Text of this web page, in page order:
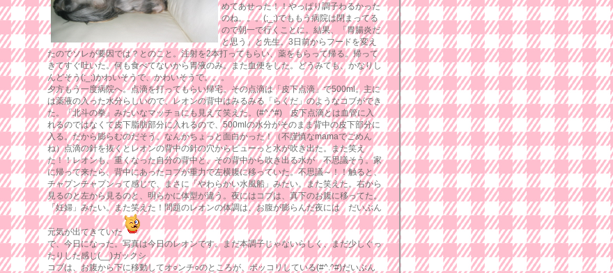
めてあせった！！やっぱり調子わるかった
のね。。。(;_;)でももう病院は閉まってる
ので朝一で行くことに。結果、「胃腸炎だ
と思う」と先生。3日前からフードを変え
たのでソレが要因では？とのこと。注射を2本打ってもらい、薬をもらって帰る。帰って
きてすぐ吐いた。何も食べてないから胃液のみ。また血便をした。どうみても、かなりし
んどそう(;_;)かわいそうで、かわいそうで。。。
夕方もう一度病院へ。点滴を打ってもらい帰宅。その点滴は「皮下点滴」で500ml。主に
は薬液の入った水分らしいので、レオンの背中はみるみる「らくだ」のようなコブができ
た。「北斗の拳」みたいなマッチョにも見えて笑えた。(#^.^#) 皮下点滴とは血管に入
れるのではなくて皮下脂肪部分に入れるので、500mlの水分がそのまま背中の皮下部分に
入る。だから膨らむのだそう。なんかちょっと面白かった！（不謹慎なmamaでごめん
ね）点滴の針を抜くとレオンの背中の針の穴からピューっと水が吹き出た。また笑え
た！！レオンも、重くなった自分の背中と、その背中から吹き出る水が 不思議そう。家
に帰って来たら、背中にあったコブが重力で左横腹に移っていた。不思議～！！触ると、
チャプンチャプンって感じで、まさに「やわらかい水風船」みたい。また笑えた。右から
見るのと左から見るのと、明らかに体型が違う。夜にはコブは、真下のお腹に移ってた。
「妊婦」みたい。また笑えた！問題のレオンの体調は、お腹が膨らんだ夜には だいぶん
元気が出てきていた
で、今日になった。写真は今日のレオンです。まだ本調子じゃないらしく、まだ少しぐっ
たりした感じ(__)ガックシ
コブは、お腹から下に移動してオ○ンチ○のところが、ポッコリしている(#^.^#)だいぶん